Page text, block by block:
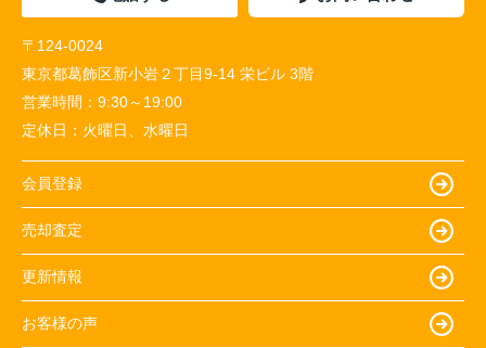
〒124-0024
東京都葛飾区新小岩２丁目9-14 栄ビル 3階
営業時間： 9:30～19:00
定休日： 火曜日、水曜日
会員登録
売却査定
更新情報
お客様の声